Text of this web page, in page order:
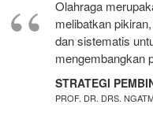
Olahraga
melibatkan
dan sistematis
mengembangkan
STRATEGI
PROF. DR. DRS.